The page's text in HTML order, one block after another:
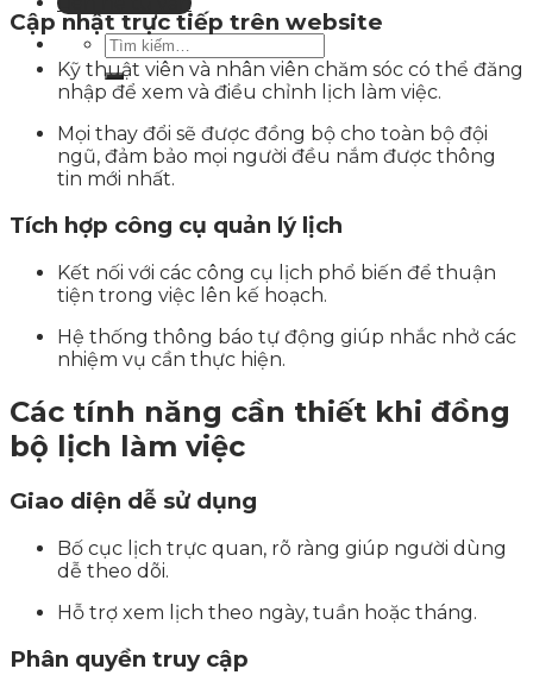
Cập nhật trực tiếp trên website
Kỹ thuật viên và nhân viên chăm sóc có thể đăng
nhập để xem và điều chỉnh lịch làm việc.
Mọi thay đổi sẽ được đồng bộ cho toàn bộ đội
ngũ, đảm bảo mọi người đều nắm được thông
tin mới nhất.
Tích hợp công cụ quản lý lịch
Kết nối với các công cụ lịch phổ biến để thuận
tiện trong việc lên kế hoạch.
Hệ thống thông báo tự động giúp nhắc nhở các
nhiệm vụ cần thực hiện.
Các tính năng cần thiết khi đồng
bộ lịch làm việc
Giao diện dễ sử dụng
Bố cục lịch trực quan, rõ ràng giúp người dùng
dễ theo dõi.
Hỗ trợ xem lịch theo ngày, tuần hoặc tháng.
Phân quyền truy cập